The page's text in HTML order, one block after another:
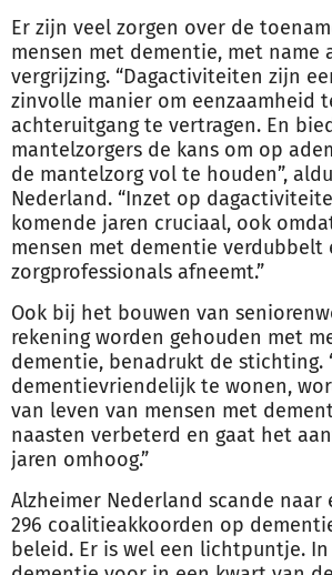
Er zijn veel zorgen over de
mensen met dementie, met name
vergrijzing. “Dagactiviteiten zijn
zinvolle manier om eenzaamheid
achteruitgang te vertragen. En
mantelzorgers de kans om op
de mantelzorg vol te houden”,
Nederland. “Inzet op
komende jaren cruciaal, ook
mensen met dementie
zorgprofessionals afneemt.”
Ook bij het bouwen van
rekening worden gehouden met
dementie, benadrukt de stichting.
dementievriendelijk te wonen,
van leven van mensen met
naasten verbeterd en gaat het
jaren omhoog.”
Alzheimer Nederland scande naar
296 coalitieakkoorden op
beleid. Er is wel een lichtpuntje. In